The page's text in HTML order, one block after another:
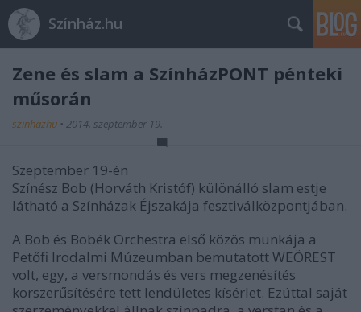
Színház.hu
Zene és slam a SzínházPONT pénteki
műsorán
szinhazhu • 2014. szeptember 19.
Szeptember 19-én
Színész Bob (Horváth Kristóf) különálló slam estje
látható a Színházak Éjszakája fesztiválközpontjában.
A Bob és Bobék Orchestra első közös munkája a
Petőfi Irodalmi Múzeumban bemutatott WEÖREST
volt, egy, a versmondás és vers megzenésítés
korszerűsítésére tett lendületes kísérlet. Ezúttal saját